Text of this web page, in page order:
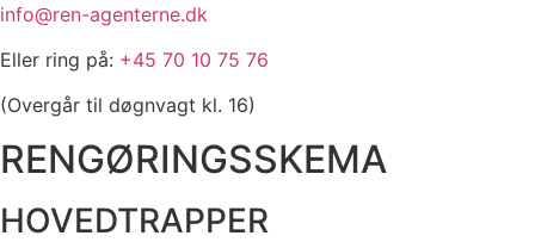
info@ren-agenterne.dk
Eller ring på: +45 70 10 75 76
(Overgår til døgnvagt kl. 16)
RENGØRINGSSKEMA
HOVEDTRAPPER